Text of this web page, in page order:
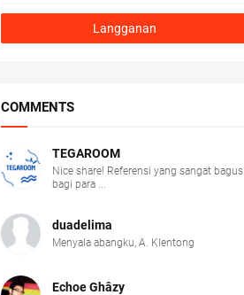
COMMENTS
TEGAROOM
Nice share! Referensi yang sangat bagus
bagi para ...
duadelima
Menyala abangku, A. Klentong
Echoe Ghâzy